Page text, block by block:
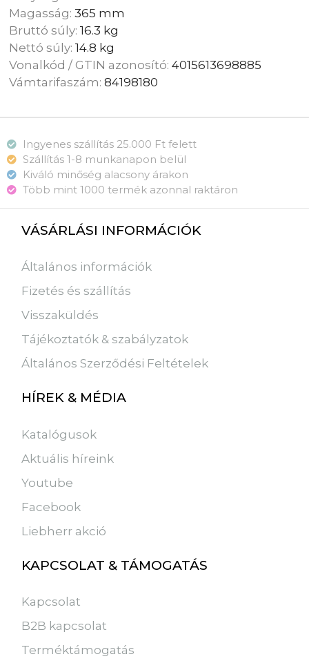
Magasság:365 mm
Bruttó súly:16.3 kg
Nettó súly:14.8 kg
Vonalkód / GTIN azonosító:4015613698885
Vámtarifaszám:84198180
Ingyenes szállítás 25.000 Ft felett
Szállítás 1-8 munkanapon belül
Kiváló minőség alacsony árakon
Több mint 1000 termék azonnal raktáron
VÁSÁRLÁSI INFORMÁCIÓK
Általános információk
Fizetés és szállítás
Visszaküldés
Tájékoztatók & szabályzatok
Általános Szerződési Feltételek
HÍREK & MÉDIA
Katalógusok
Aktuális híreink
Youtube
Facebook
Liebherr akció
KAPCSOLAT & TÁMOGATÁS
Kapcsolat
B2B kapcsolat
Terméktámogatás